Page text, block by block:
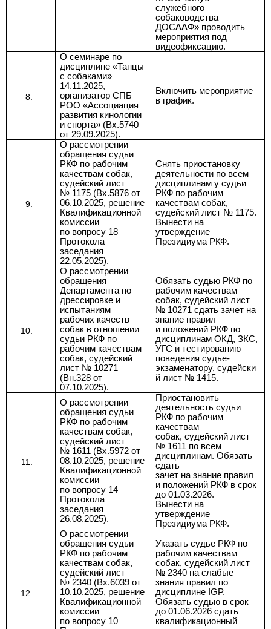
служебного
собаководства
ДОСААФ» проводить
мероприятия под
видеофиксацию.
О семинаре по
дисциплине «Танцы
с собаками»
14.11.2025,
организатор СПБ
РОО «Ассоциация
развития кинологии
и спорта» (Вх.5740
от 29.09.2025).
Включить мероприятие
в график.
О рассмотрении
обращения судьи
РКФ по рабочим
качествам собак,
судейский лист
№ 1175 (Вх.5876 от
06.10.2025, решение
Квалификационной
комиссии
по вопросу 18
Протокола
заседания
22.05.2025).
Снять приостановку
деятельности по всем
дисциплинам у судьи
РКФ по рабочим
качествам собак,
судейский лист № 1175.
Вынести на
утверждение
Президиума РКФ.
О рассмотрении
обращения
Департамента по
дрессировке и
испытаниям
рабочих качеств
собак в отношении
судьи РКФ по
рабочим качествам
собак, судейский
лист № 10271
(Вн.328 от
07.10.2025).
Обязать судью РКФ по
рабочим качествам
собак, судейский лист
№ 10271 сдать зачет на
знание правил
и положений РКФ по
дисциплинам ОКД, ЗКС,
УГС и тестированию
поведения судье-
экзаменатору, судейски
й лист № 1415.
О рассмотрении
обращения судьи
РКФ по рабочим
качествам собак,
судейский лист
№ 1611 (Вх.5972 от
08.10.2025, решение
Квалификационной
комиссии
по вопросу 14
Протокола
заседания
26.08.2025).
Приостановить
деятельность судьи
РКФ по рабочим
качествам
собак,судейский лист
№ 1611 по всем
дисциплинам. Обязать
сдать
зачет на знание правил
и положений РКФ в срок
до 01.03.2026.
Вынести на
утверждение
Президиума РКФ.
О рассмотрении
обращения судьи
РКФ по рабочим
качествам собак,
судейский лист
№ 2340 (Вх.6039 от
10.10.2025, решение
Квалификационной
комиссии
по вопросу 10
Указать судье РКФ по
рабочим качествам
собак, судейский лист
№ 2340 на слабые
знания правил по
дисциплине IGP.
Обязать судью в срок
до 01.06.2026 сдать
квалификационный